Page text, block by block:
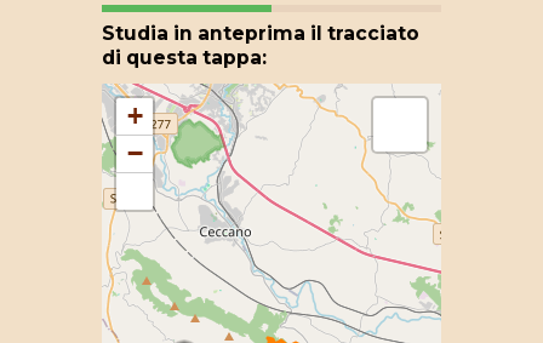
Studia in anteprima il tracciato
di questa tappa:
+
−